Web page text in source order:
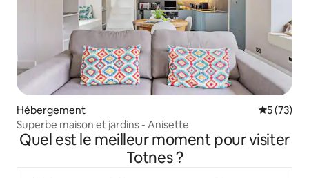
Hébergement
5 (73)
Superbe maison et jardins - Anisette
Quel est le meilleur moment pour visiter
Totnes ?